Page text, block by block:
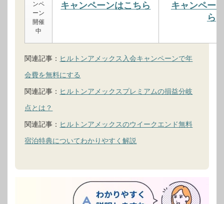
ンペ
ーン
開催
中
キャンペーンはこちら
キャンペー
ら
関連記事： ヒルトンアメックス入会キャンペーンで年
会費を無料にする
関連記事： ヒルトンアメックスプレミアムの損益分岐
点とは？
関連記事： ヒルトンアメックスのウイークエンド無料
宿泊特典についてわかりやすく解説